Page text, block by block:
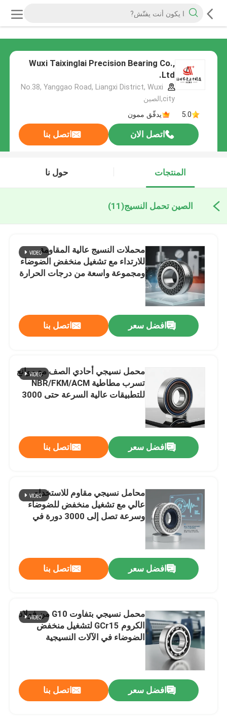
Wuxi Taixinglai Precision Bearing Co.,
Ltd.
No.38, Yanggao Road, Liangxi District, Wuxi
city,الصين
5.0
يدقّق ممون
اتصل الان اتصل بنا
المنتجات حول نا
الصين تحمل النسيج(11)
محملات النسيج عالية المقاومة
للارتداء مع تشغيل منخفض الضوضاء
ومجموعة واسعة من درجات الحرارة
افضل سعر اتصل بنا
محمل نسيجي أحادي الصف مع موانع
تسرب مطاطية NBR/FKM/ACM
للتطبيقات عالية السرعة حتى 3000
افضل سعر اتصل بنا
محامل نسيجي مقاوم للاستخدام
عالي مع تشغيل منخفض للضوضاء
وسرعة تصل إلى 3000 دورة في
افضل سعر اتصل بنا
محمل نسيجي بتفاوت G10 من فولاذ
الكروم GCr15 لتشغيل منخفض
الضوضاء في الآلات النسيجية
افضل سعر اتصل بنا